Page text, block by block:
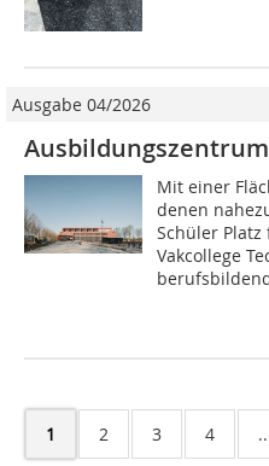
Ausgabe 04/2026
Mit einer
denen
Schüler
Vakcollege
1 2 3 4